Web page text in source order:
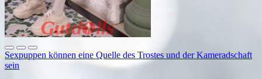
Sexpuppen können eine Quelle des Trostes und der Kameradschaft
sein